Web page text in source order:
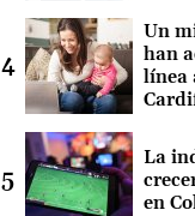
Un
han
línea
La
en